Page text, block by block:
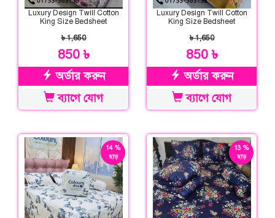
Luxury Design Twill Cotton
King Size Bedsheet
৳ 1,650
850 ৳
অর্ডার করুন
ব্যাগে যোগ
Luxury Design Twill Cotton
King Size Bedsheet
৳ 1,650
850 ৳
অর্ডার করুন
ব্যাগে যোগ
14 %
ছাড়
13 %
ছাড়